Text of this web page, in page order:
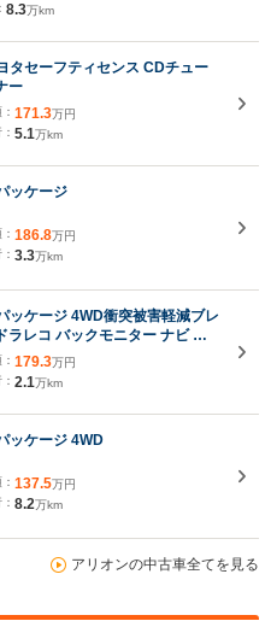
8.3万km
タセーフティセンス CDチュー
ー
171.3万円
5.1万km
ッケージ
186.8万円
3.3万km
ッケージ 4WD衝突被害軽減ブレ
ラレコ バックモニター ナビ ワ
179.3万円
2.1万km
ッケージ 4WD
137.5万円
8.2万km
アリオンの中古車全てを見る